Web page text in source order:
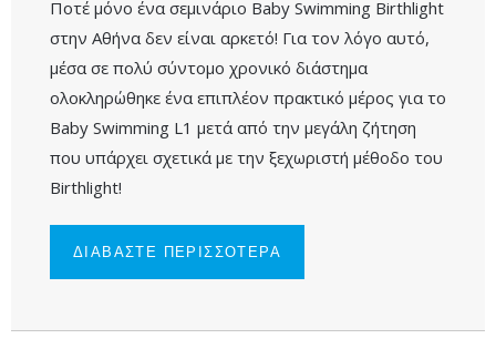
Ποτέ μόνο ένα σεμινάριο Baby Swimming Birthlight
στην Αθήνα δεν είναι αρκετό! Για τον λόγο αυτό,
μέσα σε πολύ σύντομο χρονικό διάστημα
ολοκληρώθηκε ένα επιπλέον πρακτικό μέρος για το
Baby Swimming L1 μετά από την μεγάλη ζήτηση
που υπάρχει σχετικά με την ξεχωριστή μέθοδο του
Birthlight!
ΔΙΑΒΑΣΤΕ ΠΕΡΙΣΣΟΤΕΡΑ
ΜΕ ΕΠΙΤΥΧΙΑ ΤΟ
L1 ΤΟΝ